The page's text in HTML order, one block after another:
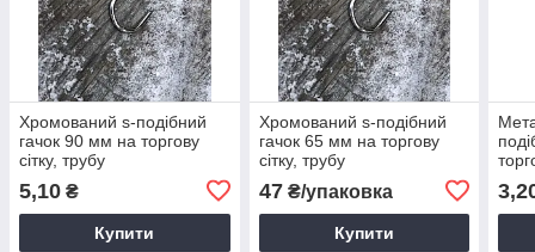
Хромований s-подібний
гачок 90 мм на торгову
сітку, трубу
5,10 ₴
Купити
Хромований s-подібний
гачок 65 мм на торгову
сітку, трубу
47₴/упаковка
Купити